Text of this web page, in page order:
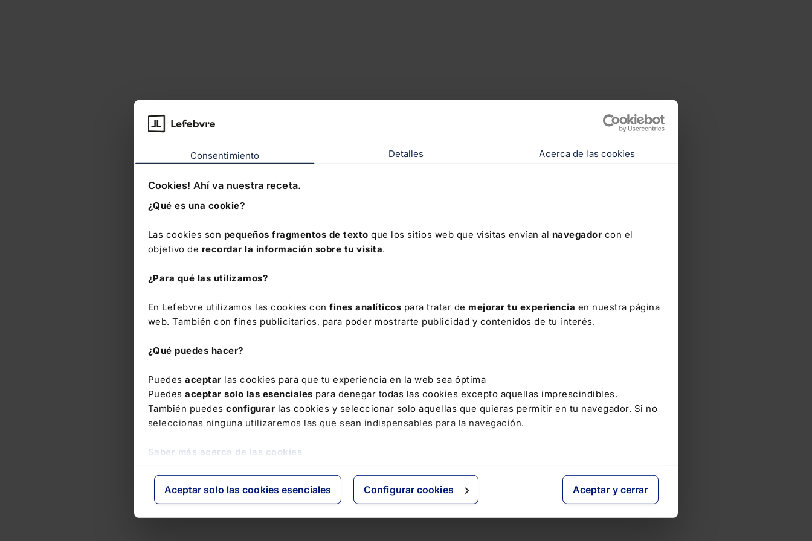
Consentimiento Detalles Acerca de las cookies
Cookies! Ahí va nuestra receta.
¿Qué es una cookie?
Las cookies son pequeños fragmentos de texto que los sitios web que visitas envían al navegador con el
objetivo de recordar la información sobre tu visita.
¿Para qué las utilizamos?
En Lefebvre utilizamos las cookies con fines analíticos para tratar de mejorar tu experiencia en nuestra página
web. También con fines publicitarios, para poder mostrarte publicidad y contenidos de tu interés.
¿Qué puedes hacer?
Puedes aceptar las cookies para que tu experiencia en la web sea óptima
Puedes aceptar solo las esenciales para denegar todas las cookies excepto aquellas imprescindibles.
También puedes configurar las cookies y seleccionar solo aquellas que quieras permitir en tu navegador. Si no
seleccionas ninguna utilizaremos las que sean indispensables para la navegación.
Saber más acerca de las cookies
Aceptar solo las cookies esenciales Configurar cookies Aceptar y cerrar